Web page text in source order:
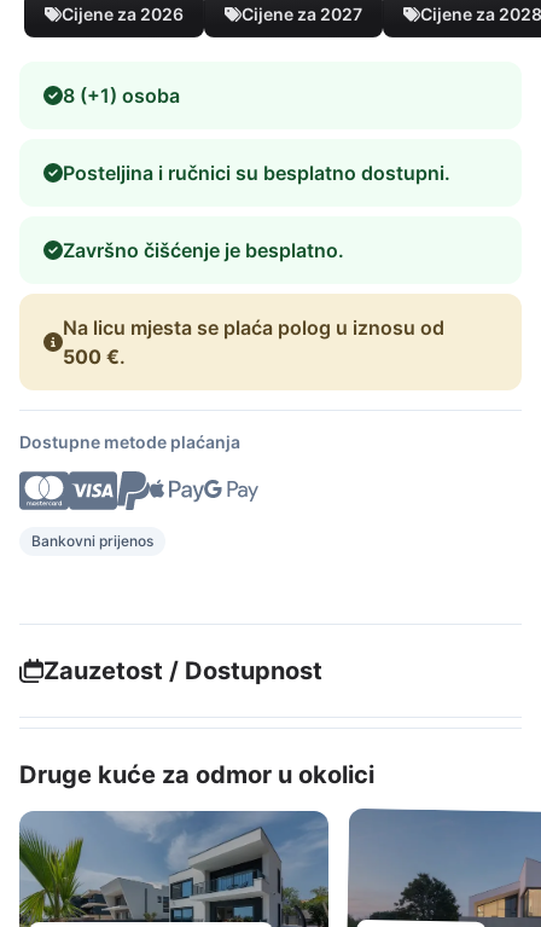
Cijene za 2026 Cijene za 2027 Cijene za 2028
8 (+1) osoba
Posteljina i ručnici su besplatno dostupni.
Završno čišćenje je besplatno.
Na licu mjesta se plaća polog u iznosu od
500 €.
Dostupne metode plaćanja
Bankovni prijenos
Zauzetost / Dostupnost
Druge kuće za odmor u okolici